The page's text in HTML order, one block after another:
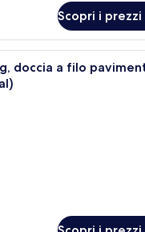
Scopri i
Un giradischi
doccia a filo